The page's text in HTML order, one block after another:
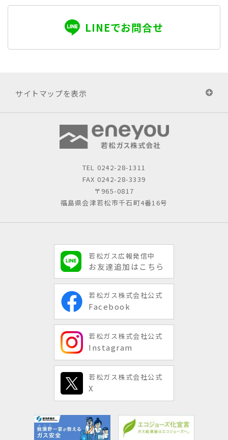
LINEでお問合せ
サイトマップを表示
TEL 0242-28-1311
FAX 0242-28-3339
〒965-0817
福島県会津若松市千石町4番16号
若松ガス広報発信中
お友達追加はこちら
若松ガス株式会社公式
Facebook
若松ガス株式会社公式
Instagram
若松ガス株式会社公式
X